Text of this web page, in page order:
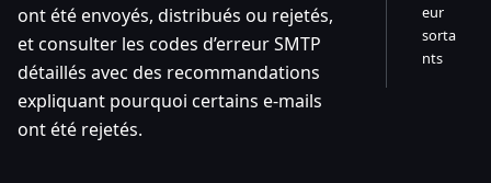
ont été envoyés, distribués ou rejetés,
et consulter les codes d’erreur SMTP
détaillés avec des recommandations
expliquant pourquoi certains e-mails
ont été rejetés.
eur
sorta
nts